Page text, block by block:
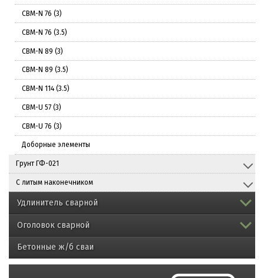
СВМ-N 76 (3)
СВМ-N 76 (3.5)
СВМ-N 89 (3)
СВМ-N 89 (3.5)
СВМ-N 114 (3.5)
СВМ-U 57 (3)
СВМ-U 76 (3)
Доборные элементы
Грунт ГФ-021
С литым наконечником
Удлинитель сварной
Оголовок сварной
Бетонные ж/б сваи